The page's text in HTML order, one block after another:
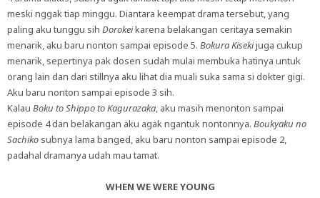
meski nggak tiap minggu. Diantara keempat drama tersebut, yang
paling aku tunggu sih Dorokeikarena belakangan ceritaya semakin
menarik, aku baru nonton sampai episode 5. Bokura Kisekijuga cukup
menarik, sepertinya pak dosen sudah mulai membuka hatinya untuk
orang lain dan dari stillnya aku lihat dia muali suka sama si dokter gigi.
Aku baru nonton sampai episode 3 sih.
Kalau Boku to Shippo to Kagurazaka, aku masih menonton sampai
episode 4 dan belakangan aku agak ngantuk nontonnya. Boukyaku no
Sachiko subnya lama banged, aku baru nonton sampai episode 2,
padahal dramanya udah mau tamat.
WHEN WE WERE YOUNG